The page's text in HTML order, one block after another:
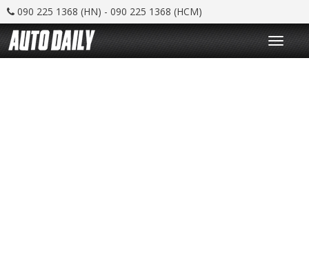
090 225 1368 (HN) - 090 225 1368 (HCM)
T
o
g